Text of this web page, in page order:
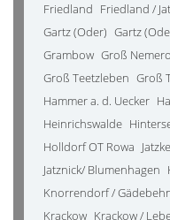
Friedland Friedland /
Gartz (Oder) Gartz
Grambow Groß
Groß Teetzleben Groß
Hammer a. d. Uecker
Heinrichswalde
Holldorf OT Rowa Jatzke
Jatznick/ Blumenhagen
Knorrendorf /
Krackow Krackow /